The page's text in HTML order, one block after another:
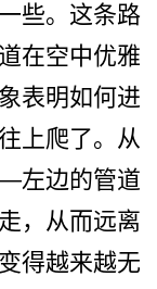
些。这条路
在空中优­雅
表明如何进
上爬了。从
左边的管道
，从而远离
得越来越无